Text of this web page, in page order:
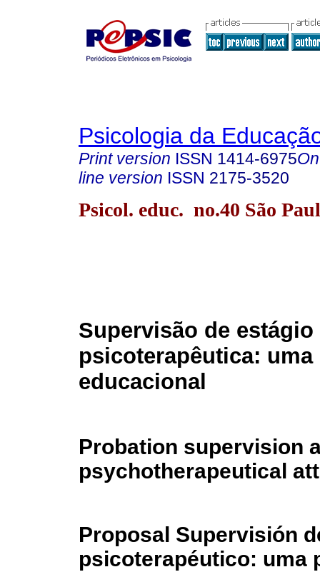
Psicologia da
Print version ISSN 1414-6975
line version ISSN 2175-3520
Psicol. educ. no.40 São
Supervisão de
psicoterapêutica:
educacional
Probation supervision
psychotherapeutical
Proposal Supervisión
psicoterapéutico: uma